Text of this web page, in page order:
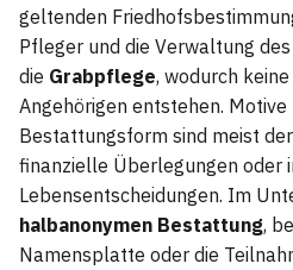
geltenden
Pfleger und die Verwaltung
die Grabpflege, wodurch
Angehörigen entstehen. Motive
Bestattungsform sind meist
finanzielle Überlegungen oder
Lebensentscheidungen. Im
halbanonymen Bestattung,
Namensplatte oder die